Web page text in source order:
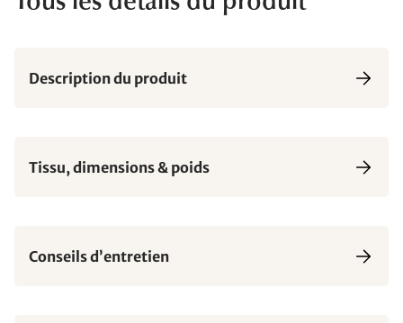
Description du produit
Tissu, dimensions & poids
Conseils d’entretien